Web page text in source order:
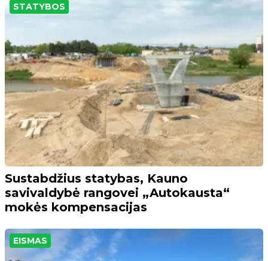
STATYBOS
Sustabdžius statybas, Kauno
savivaldybė rangovei „Autokausta“
mokės kompensacijas
EISMAS